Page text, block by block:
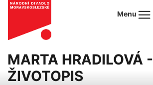
Menu
MARTA HRADILOVÁ -
ŽIVOTOPIS